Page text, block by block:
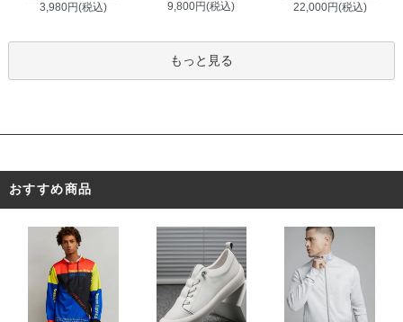
3,980円(税込) 9,800円(税込) 22,000円(税込)
もっと見る
おすすめ商品